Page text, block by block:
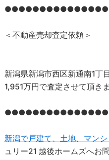
＜不動産売却査定依頼＞
新潟県新潟市西区新通南1丁
1,951万円で査定させて頂きま
新潟で戸建て、土地、マン
ュリー21 越後ホームズへお